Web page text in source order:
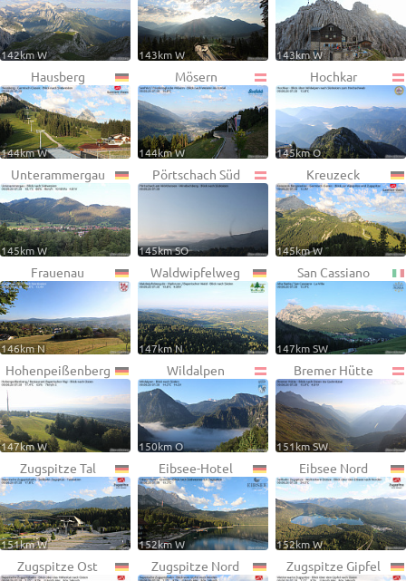
142km W 143km W 143km W
Hausberg
144km W
Mösern
144km W
Hochkar
145km O
Unterammergau
145km W
Pörtschach Süd
145km SO
Kreuzeck
145km W
Frauenau
146km N
Waldwipfelweg
147km N
San Cassiano
147km SW
Hohenpeißenberg
147km W
Wildalpen
150km O
Bremer Hütte
151km SW
Zugspitze Tal
151km W
Eibsee-Hotel
152km W
Eibsee Nord
152km W
Zugspitze Ost Zugspitze Nord Zugspitze Gipfel